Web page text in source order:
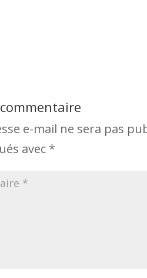
e-mail ne sera pas
avec *